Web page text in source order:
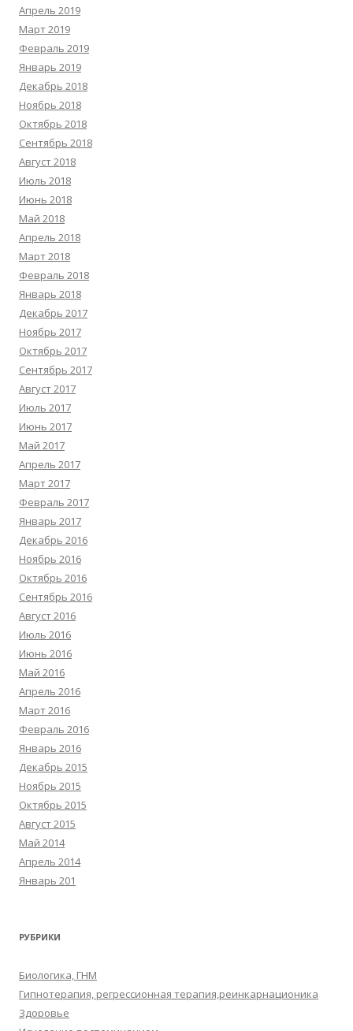
Апрель 2019
Март 2019
Февраль 2019
Январь 2019
Декабрь 2018
Ноябрь 2018
Октябрь 2018
Сентябрь 2018
Август 2018
Июль 2018
Июнь 2018
Май 2018
Апрель 2018
Март 2018
Февраль 2018
Январь 2018
Декабрь 2017
Ноябрь 2017
Октябрь 2017
Сентябрь 2017
Август 2017
Июль 2017
Июнь 2017
Май 2017
Апрель 2017
Март 2017
Февраль 2017
Январь 2017
Декабрь 2016
Ноябрь 2016
Октябрь 2016
Сентябрь 2016
Август 2016
Июль 2016
Июнь 2016
Май 2016
Апрель 2016
Март 2016
Февраль 2016
Январь 2016
Декабрь 2015
Ноябрь 2015
Октябрь 2015
Август 2015
Май 2014
Апрель 2014
Январь 201
РУБРИКИ
Биологика, ГНМ
Гипнотерапия, регрессионная терапия,реинкарнационика
Здоровье